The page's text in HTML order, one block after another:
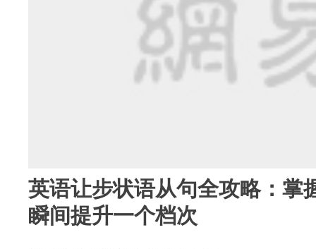
英语让步状语从句全攻略：掌
瞬间提升一个档次